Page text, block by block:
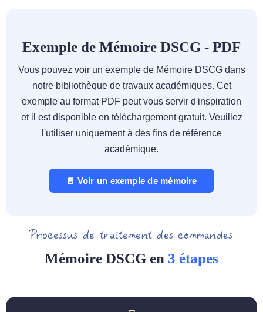
Exemple de Mémoire DSCG - PDF
Vous pouvez voir un exemple de Mémoire DSCG dans
notre bibliothèque de travaux académiques. Cet
exemple au format PDF peut vous servir d'inspiration
et il est disponible en téléchargement gratuit. Veuillez
l'utiliser uniquement à des fins de référence
académique.
📄 Voir un exemple de mémoire
Processus de traitement des commandes
Mémoire DSCG en 3 étapes